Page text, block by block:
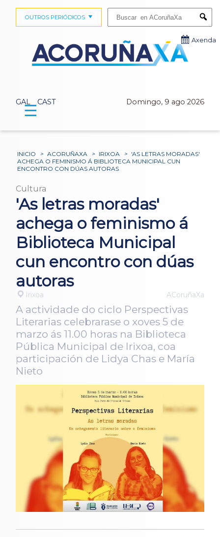
GAL CAST Domingo, 9 ago 2026
OUTROS PERIÓDICOS
Axenda
☰
INICIO > ACORUÑAXA > IRIXOA > 'AS LETRAS MORADAS'
ACHEGA O FEMINISMO Á BIBLIOTECA MUNICIPAL CUN
ENCONTRO CON DÚAS AUTORAS
Cultura
'As letras moradas'
achega o feminismo á
Biblioteca Municipal
cun encontro con dúas
autoras
Irixoa ACoruñaXa
A actividade do ciclo Perspectivas
Literarias celebrarase o xoves 5 de
marzo ás 11.00 horas na Biblioteca
Pública Municipal de Irixoa, coa
participación de Lidya Chas e María
Nieto